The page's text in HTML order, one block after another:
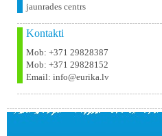
jaunrades centrs
Kontakti
Mob: +371 29828387
Mob: +371 29828152
Email: info@eurika.lv